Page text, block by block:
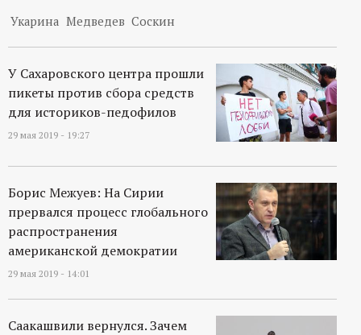
Укарина Медведев Соскин
У Сахаровского центра прошли
пикеты против сбора средств
для историков-педофилов
29 мая 2019 - 19:27
Борис Межуев: На Сирии
прервался процесс глобального
распространения
американской демократии
29 мая 2019 - 14:01
Саакашвили вернулся. Зачем